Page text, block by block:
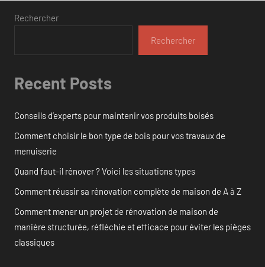
Rechercher
Rechercher
Recent Posts
Conseils d’experts pour maintenir vos produits boisés
Comment choisir le bon type de bois pour vos travaux de
menuiserie
Quand faut-il rénover ? Voici les situations types
Comment réussir sa rénovation complète de maison de A à Z
Comment mener un projet de rénovation de maison de
manière structurée, réfléchie et efficace pour éviter les pièges
classiques